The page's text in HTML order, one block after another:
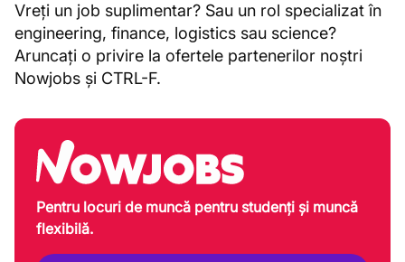
Vreți un job suplimentar? Sau un rol specializat în
engineering, finance, logistics sau science?
Aruncați o privire la ofertele partenerilor noștri
Nowjobs și CTRL-F.
Pentru locuri de muncă pentru studenți și muncă
flexibilă.